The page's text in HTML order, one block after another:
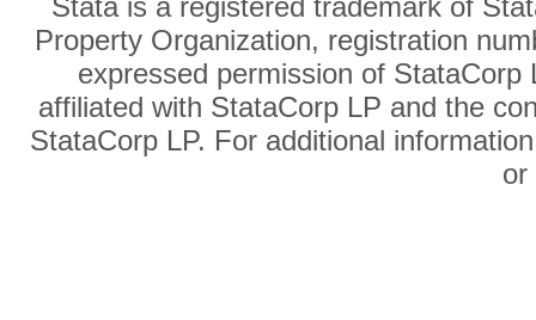
Stata is a registered trademark of
Property Organization, registration
expressed permission of
affiliated with StataCorp LP and the
StataCorp LP. For additional
or